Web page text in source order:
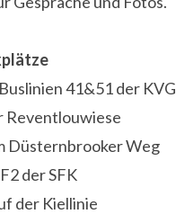
41&51 der KVG
Reventlouwiese
Düsternbrooker Weg
der SFK
der Kiellinie